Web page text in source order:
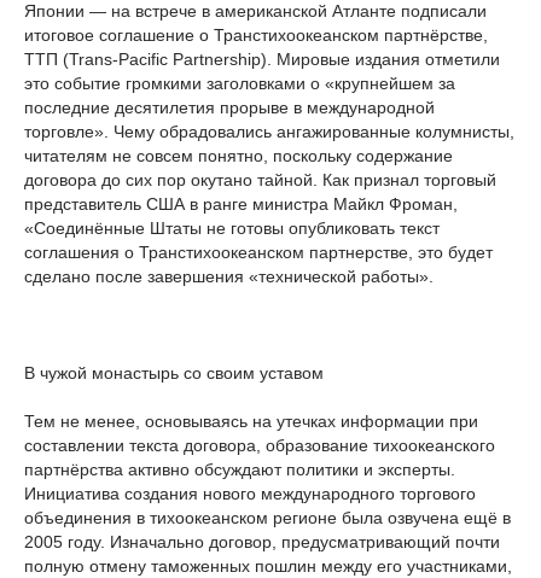
Японии — на встрече в американской Атланте подписали
итоговое соглашение о Транстихоокеанском партнёрстве,
ТТП (Trans-Pacific Partnership). Мировые издания отметили
это событие громкими заголовками о «крупнейшем за
последние десятилетия прорыве в международной
торговле». Чему обрадовались ангажированные колумнисты,
читателям не совсем понятно, поскольку содержание
договора до сих пор окутано тайной. Как признал торговый
представитель США в ранге министра Майкл Фроман,
«Соединённые Штаты не готовы опубликовать текст
соглашения о Транстихоокеанском партнерстве, это будет
сделано после завершения «технической работы».
В чужой монастырь со своим уставом
Тем не менее, основываясь на утечках информации при
составлении текста договора, образование тихоокеанского
партнёрства активно обсуждают политики и эксперты.
Инициатива создания нового международного торгового
объединения в тихоокеанском регионе была озвучена ещё в
2005 году. Изначально договор, предусматривающий почти
полную отмену таможенных пошлин между его участниками,